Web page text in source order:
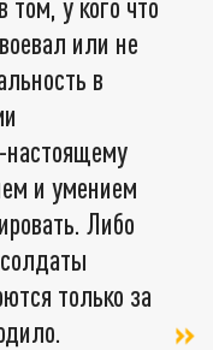
или не
в
настоящему
и умением
Либо
только за